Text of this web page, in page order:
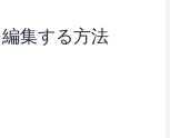
集する方法